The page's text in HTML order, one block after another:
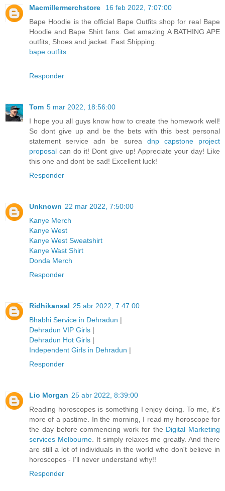
Macmillermerchstore
16 feb 2022, 7:07:00
Bape Hoodie is the official Bape Outfits shop for real Bape
Hoodie and Bape Shirt fans. Get amazing A BATHING APE
outfits, Shoes and jacket. Fast Shipping.
bape outfits
Responder
Tom 5 mar 2022, 18:56:00
I hope you all guys know how to create the homework well!
So dont give up and be the bets with this best personal
statement service adn be surea dnp capstone project
proposal can do it! Dont give up! Appreciate your day! Like
this one and dont be sad! Excellent luck!
Responder
Unknown 22 mar 2022, 7:50:00
Kanye Merch
Kanye West
Kanye West Sweatshirt
Kanye Wast Shirt
Donda Merch
Responder
Ridhikansal 25 abr 2022, 7:47:00
Bhabhi Service in Dehradun |
Dehradun VIP Girls |
Dehradun Hot Girls |
Independent Girls in Dehradun |
Responder
Lio Morgan 25 abr 2022, 8:39:00
Reading horoscopes is something I enjoy doing. To me, it's
more of a pastime. In the morning, I read my horoscope for
the day before commencing work for the Digital Marketing
services Melbourne. It simply relaxes me greatly. And there
are still a lot of individuals in the world who don't believe in
horoscopes - I'll never understand why!!
Responder